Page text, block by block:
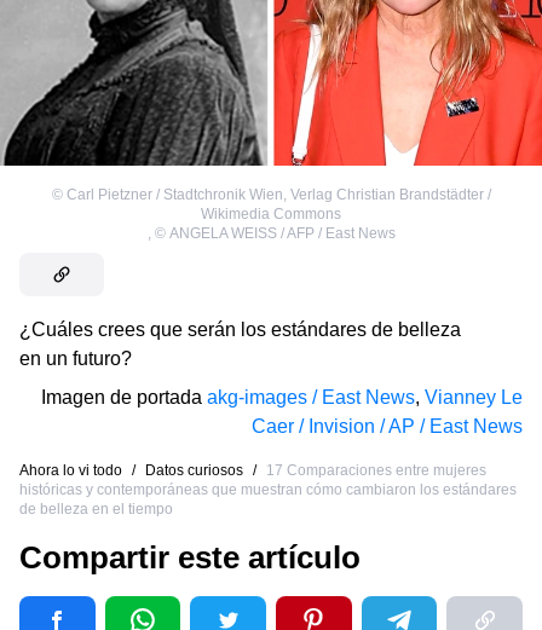
© Carl Pietzner / Stadtchronik Wien, Verlag Christian Brandstädter /
Wikimedia Commons
© ANGELA WEISS / AFP / East News
¿Cuáles crees que serán los estándares de belleza
en un futuro?
Imagen de portada akg-images / East News, Vianney Le
Caer / Invision / AP / East News
Ahora lo vi todo / Datos curiosos /
17 Comparaciones entre mujeres
históricas y contemporáneas que muestran cómo cambiaron los estándares
de belleza en el tiempo
Compartir este artículo